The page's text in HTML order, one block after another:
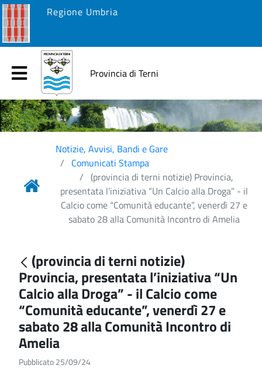
Regione Umbria
Provincia di Terni
Notizie, Avvisi, Bandi e Gare
Comunicati Stampa
(provincia di terni notizie) Provincia,
presentata l’iniziativa “Un Calcio alla Droga” - il
Calcio come “Comunità educante”, venerdì 27 e
sabato 28 alla Comunità Incontro di Amelia
(provincia di terni notizie)
Provincia, presentata l’iniziativa “Un
Calcio alla Droga” - il Calcio come
“Comunità educante”, venerdì 27 e
sabato 28 alla Comunità Incontro di
Amelia
Pubblicato 25/09/24